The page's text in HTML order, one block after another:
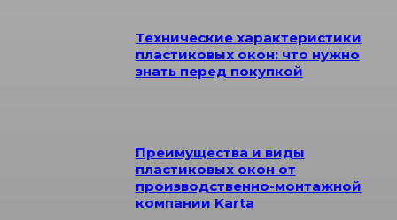
Технические характеристики
пластиковых окон: что нужно
знать перед покупкой
Преимущества и виды
пластиковых окон от
производственно-монтажной
компании Karta